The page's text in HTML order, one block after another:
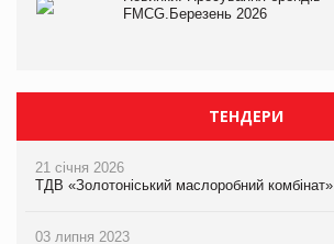
FMCG.Березень 2026
ТЕНДЕРИ
21 січня 2026
ТДВ «Золотоніський маслоробний комбінат»
03 липня 2023